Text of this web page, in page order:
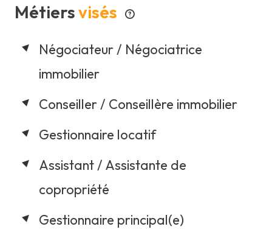
Métiersvisés
Négociateur / Négociatrice
immobilier
Conseiller / Conseillère immobilier
Gestionnaire locatif
Assistant / Assistante de
copropriété
Gestionnaire principal(e)